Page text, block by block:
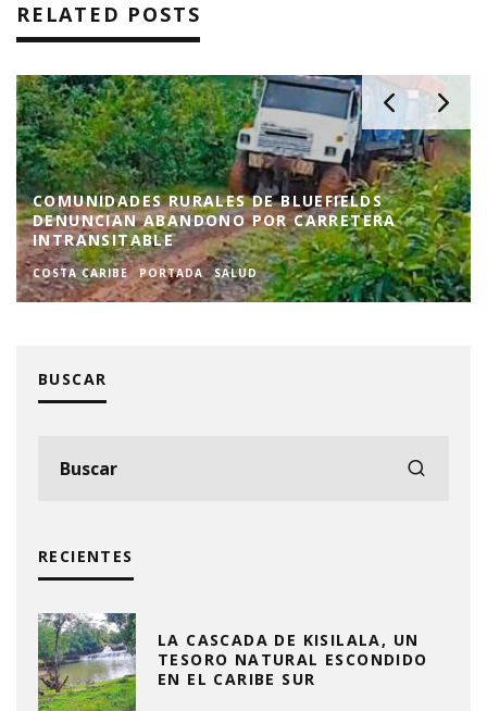
RELATED POSTS
ASAMBLEA RATIFICA NUEVA
SUPERINTENDENTE DE BANCOS TRAS
RENUNCIA DE MONTENEGRO
PORTADA
BUSCAR
RECIENTES
LA CASCADA DE KISILALA, UN
TESORO NATURAL ESCONDIDO
EN EL CARIBE SUR